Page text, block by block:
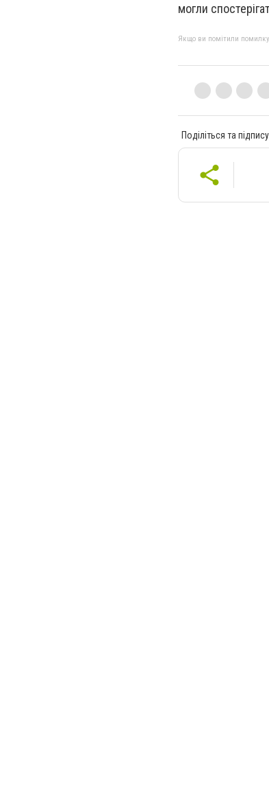
могли
Якщо ви помітили помилку,
Поділіться та